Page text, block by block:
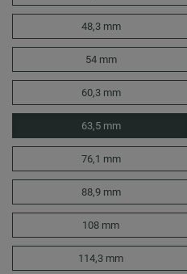
48,3 mm
54 mm
60,3 mm
63,5 mm
76,1 mm
88,9 mm
108 mm
114,3 mm